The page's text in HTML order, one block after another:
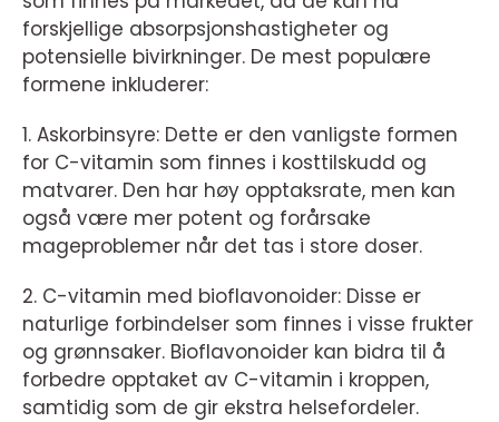
forskjellige absorpsjonshastigheter og
potensielle bivirkninger. De mest populære
formene inkluderer:
1. Askorbinsyre: Dette er den vanligste formen
for C-vitamin som finnes i kosttilskudd og
matvarer. Den har høy opptaksrate, men kan
også være mer potent og forårsake
mageproblemer når det tas i store doser.
2. C-vitamin med bioflavonoider: Disse er
naturlige forbindelser som finnes i visse frukter
og grønnsaker. Bioflavonoider kan bidra til å
forbedre opptaket av C-vitamin i kroppen,
samtidig som de gir ekstra helsefordeler.